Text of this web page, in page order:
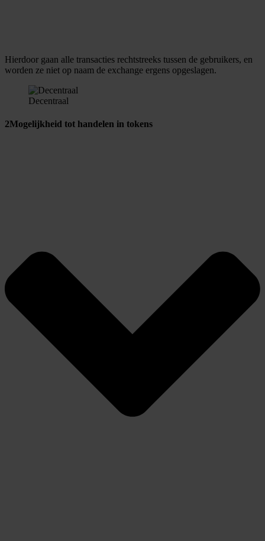
Hierdoor gaan alle transacties rechtstreeks tussen de gebruikers, en
worden ze niet op naam de exchange ergens opgeslagen.
Decentraal
2Mogelijkheid tot handelen in tokens